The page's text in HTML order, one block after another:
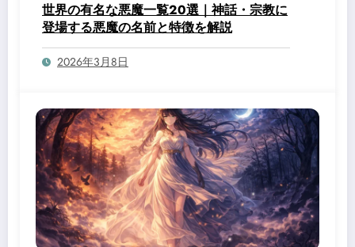
世界の有名な悪魔一覧20選｜神話・宗教に
登場する悪魔の名前と特徴を解説
2026年3月8日